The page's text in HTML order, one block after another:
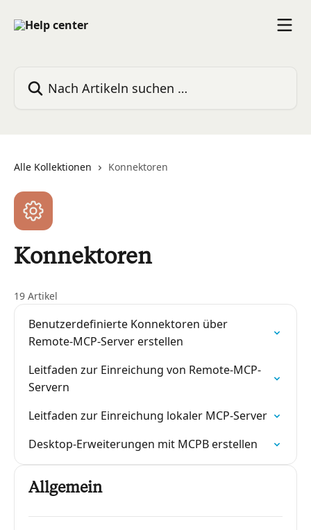
Alle Kollektionen Konnektoren
Konnektoren
19 Artikel
Benutzerdefinierte Konnektoren über
Remote-MCP-Server erstellen
Leitfaden zur Einreichung von Remote-MCP-
Servern
Leitfaden zur Einreichung lokaler MCP-Server
Desktop-Erweiterungen mit MCPB erstellen
Allgemein